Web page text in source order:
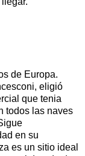
de Europa.
eligió
que tenia
todos las naves
en su
es un sitio ideal